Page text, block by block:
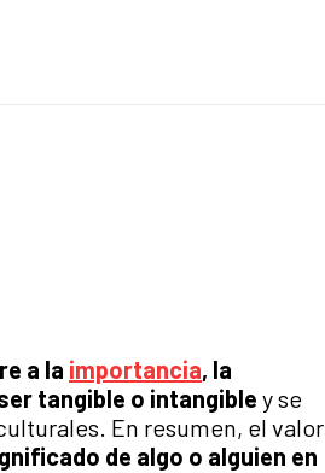
a la importancia, la
tangible o intangible y se
En resumen, el valor
de algo o alguien en